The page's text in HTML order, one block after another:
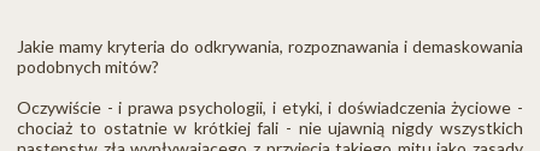
Jakie mamy kryteria do odkrywania, rozpoznawania i demaskowania
podobnych mitów?
Oczywiście - i prawa psychologii, i etyki, i doświadczenia życiowe -
chociaż to ostatnie w krótkiej fali - nie ujawnią nigdy wszystkich